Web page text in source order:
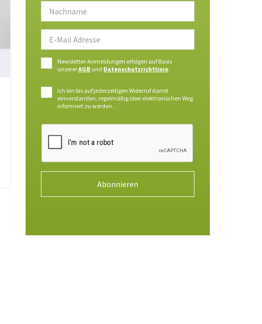
Newsletter-Anmeldungen erfolgen auf Basis
unsererAGB und Datenschutzrichtlinie.
Ich bin bis auf jederzeitigen Widerruf damit
einverstanden, regelmäßig über elektronischen Weg
informiert zu werden.
Abonnieren